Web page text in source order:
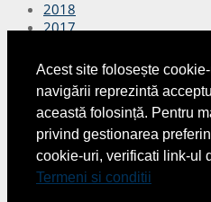
Acest site folosește
navigării reprezintă
această folosință. Pentru
privind gestionarea
cookie-uri, verificati link-ul
Termeni si conditii
2018
2017
2015
2014
2013
2012
Copyright © 2026Finante Azi
Despre noi|